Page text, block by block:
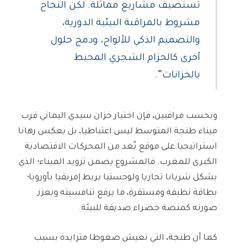
تستضيف مشاريع مماثلة. لكن النجاح
مشروط بالمراقبة البيئية الدورية،
والتصميم الذكي للألواح، ودمج حلول
أخرى كالحزام الشجري المحيط
بالخزانات”.
وبحسب مراقبين، فإن اختيار خزان سيدي اليماني قرب
ميناء طنجة المتوسط ليس اعتباطيا، بل يعكس رهانا
استراتيجيا على موقع يُعد من المحركات الاقتصادية
الكبرى للمغرب. فالمشروع يضمن تزويد الميناء؛ الذي
يشكل شريانا تجاريا ولوجستيا يربط إفريقيا بأوروبا؛
بطاقة نظيفة ومستقرة، ما يرفع تنافسيته ويعزز
صورته كمنصة خضراء صديقة للبيئة.
كما أن طنجة، التي تعيش ضغوطا متزايدة بسبب